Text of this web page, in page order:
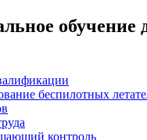
обучение
беспилотных
контроль